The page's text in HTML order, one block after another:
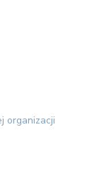
organizacji